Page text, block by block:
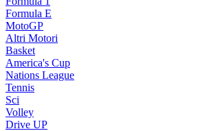
Formula E
MotoGP
Altri Motori
Basket
America's Cup
Nations League
Tennis
Sci
Volley
Drive UP